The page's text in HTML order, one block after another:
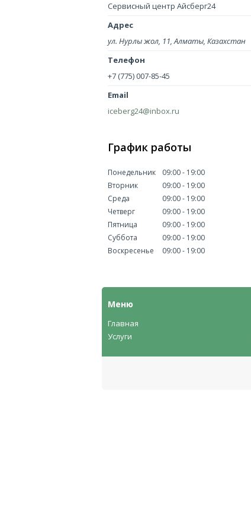
Сервисный центр Айсберг24
ул. Нурлы жол, 11, Алматы, Казахстан
+7 (775) 007-85-45
iceberg24@inbox.ru
График работы
Понедельник 09:00
19:00
Вторник
09:00
19:00
Среда
09:00
19:00
Четверг
09:00
19:00
Пятница
09:00
19:00
Суббота
09:00
19:00
Воскресенье
09:00 19:00
Меню
Главная
Услуги